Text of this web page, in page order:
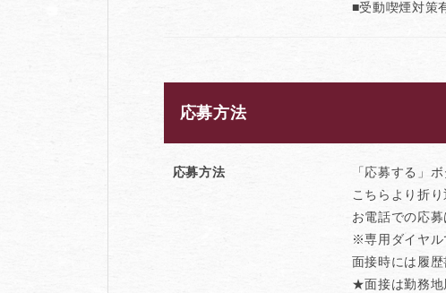
■受動喫煙対策
応募方法
応募方法
「応募する」
こちらより折
お電話での応
※専用ダイヤル
面接時には履
★面接は勤務地